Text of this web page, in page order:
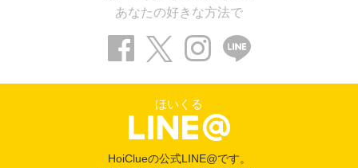
あなたの好きな方法で
ほいくる
HoiClueの公式LINE@です。